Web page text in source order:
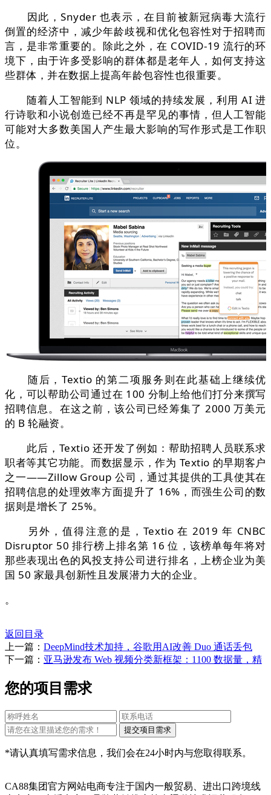
因此，Snyder 也表示，在目前被新冠病毒大流行
倒置的经济中，减少年龄歧视和优化包容性对于招聘而
言，是非常重要的。除此之外，在 COVID-19 流行的环
境下，由于许多受影响的群体都是老年人，如何支持这
些群体，并在数据上提高年龄包容性也很重要。
随着人工智能到 NLP 领域的持续发展，利用 AI 进
行诗歌和小说创造已经不再是罕见的事情，但人工智能
可能对大多数美国人产生最大影响的写作形式是工作职
位。
随后，Textio 的第二项服务则在此基础上继续优
化，可以帮助公司通过在 100 分制上给他们打分来撰写
招聘信息。在这之前，该公司已经筹集了 2000 万美元
的 B 轮融资。
此后，Textio 还开发了例如：帮助招聘人员联系求
职者等其它功能。而数据显示，作为 Textio 的早期客户
之一——Zillow Group 公司，通过其提供的工具使其在
招聘信息的处理效率方面提升了 16%，而强生公司的数
据则是增长了 25%。
另外，值得注意的是，Textio 在 2019 年 CNBC
Disruptor 50 排行榜上排名第 16 位，该榜单每年将对
那些表现出色的风投支持公司进行排名，上榜企业为美
国 50 家最具创新性且发展潜力大的企业。
。
返回目录
上一篇： DeepMind技术加持，谷歌用AI改善 Duo 通话丢包
下一篇： 亚马逊发布 Web 视频分类新框架：1100 数据量，精
您的项目需求
*请认真填写需求信息，我们会在24小时内与您取得联系。
CA88集团官方网站电商专注于国内一般贸易、进出口跨境线